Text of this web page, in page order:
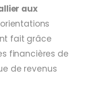
aux
fait grâce
financières de
de revenus